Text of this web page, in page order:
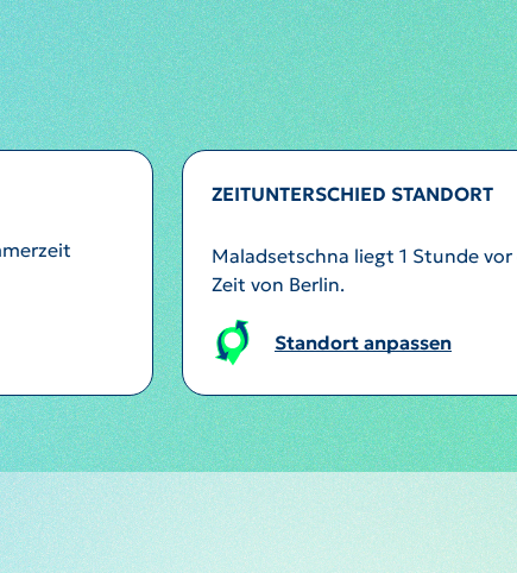
ZEITUNTERSCHIED STANDORT
Maladsetschna liegt 1 Stunde vor
Zeit von Berlin.
Standort anpassen